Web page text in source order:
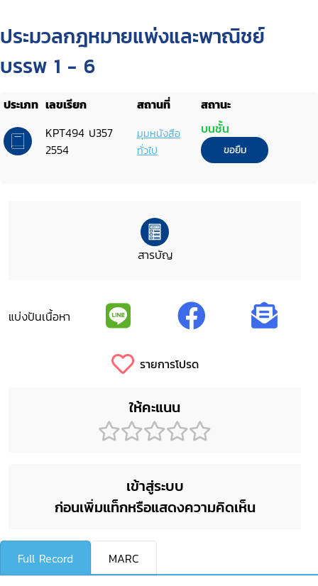
ประมวลกฎหมายแพ่งและพาณิชย์
บรรพ 1 - 6
ประเภท เลขเรียก สถานที่
สถานะ
KPT494 ป357
2554
มุมหนังสือ
ทั่วไป
บนชั้น
ขอยืม
สารบัญ
แบ่งปันเนื้อหา
รายการโปรด
ให้คะแนน
เข้าสู่ระบบ
ก่อนเพิ่มแท็กหรือแสดงความคิดเห็น
Full Record MARC